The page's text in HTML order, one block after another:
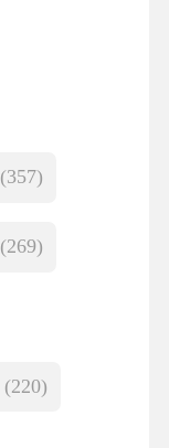
(357)
(269)
(220)